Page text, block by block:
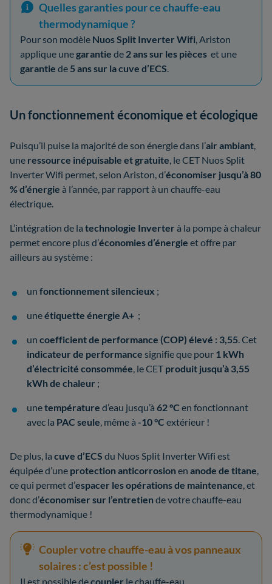
Quelles garanties pour ce chauffe-eau
thermodynamique ?
Pour son modèle Nuos Split Inverter Wifi, Ariston
applique unegarantie de 2 ans sur les pièces et une
garantie de 5 ans sur la cuve d’ECS.
Un fonctionnement économique et écologique
Puisqu’il puise la majorité de son énergie dans l’air ambiant,
une ressource inépuisable et gratuite, le CET Nuos Split
Inverter Wifi permet, selon Ariston, d’économiser jusqu’à 80
% d’énergie à l’année, par rapport à un chauffe-eau
électrique.
L’intégration de la technologie Inverter à la pompe à chaleur
permet encore plus d’économies d’énergie et offre par
ailleurs au système :
un fonctionnement silencieux ;
uneétiquette énergie A+ ;
un coefficient de performance (COP) élevé : 3,55. Cet
indicateur de performance signifie que pour 1 kWh
d’électricité consommée, le CETproduit jusqu’à 3,55
kWh de chaleur ;
unetempérature d’eau jusqu’à 62 °C en fonctionnant
avec la PAC seule, même à -10 °C extérieur !
De plus, la cuve d’ECS du Nuos Split Inverter Wifi est
équipée d’une protection anticorrosionen anode de titane,
ce qui permet d’espacer les opérations de maintenance, et
donc d’économiser sur l’entretiende votre chauffe-eau
thermodynamique !
Coupler votre chauffe-eau à vos panneaux
solaires : c’est possible !
Il est possible decoupler le chauffe-eau